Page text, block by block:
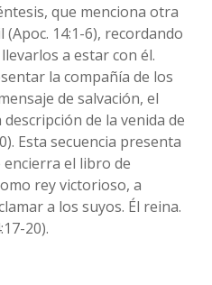
que menciona otra
14:1-6), recordando
a estar con él.
la compañía de los
de salvación, el
de la venida de
Esta secuencia presenta
encierra el libro de
rey victorioso, a
a los suyos. Él reina.
20).